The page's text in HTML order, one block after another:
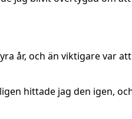
år, och än viktigare var
hittade jag den igen,